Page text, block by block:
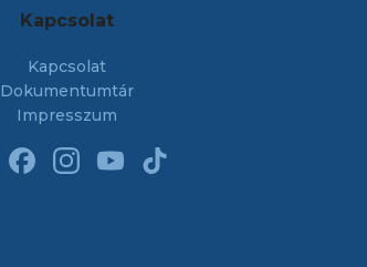
Kapcsolat
Kapcsolat
Dokumentumtár
Impresszum